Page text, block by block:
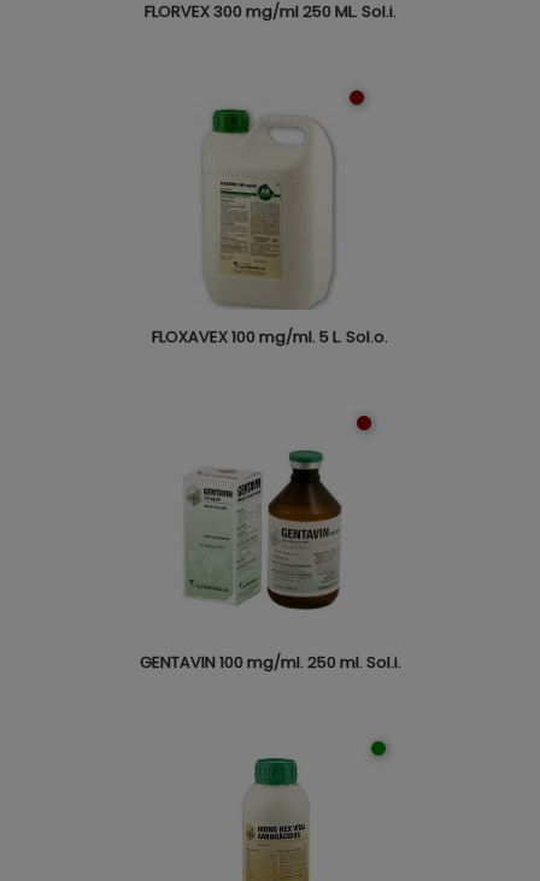
FLORVEX 300 mg/ml 250 ML. Sol.i.
FLOXAVEX 100 mg/ml. 5 L. Sol.o.
GENTAVIN 100 mg/ml. 250 ml. Sol.i.